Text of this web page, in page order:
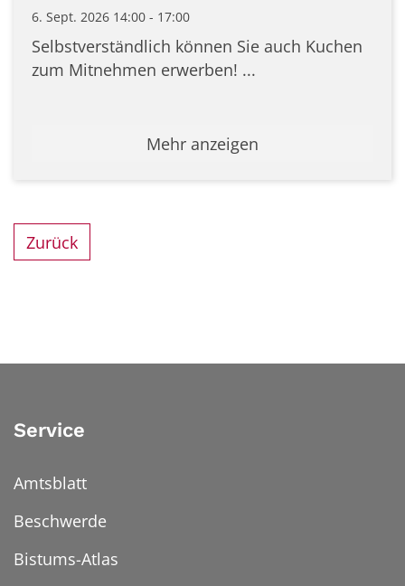
6. Sept. 2026 14:00 - 17:00
Selbstverständlich können Sie auch Kuchen
zum Mitnehmen erwerben! ...
Mehr anzeigen
Zurück
Service
Amtsblatt
Beschwerde
Bistums-Atlas